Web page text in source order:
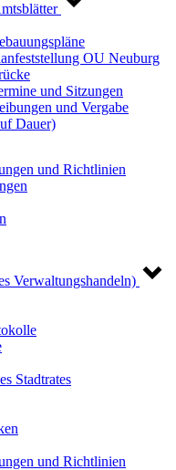
OU Neuburg
und Sitzungen
und Vergabe
Dauer)
und Richtlinien
Verwaltungshandeln)
Stadtrates
und Richtlinien